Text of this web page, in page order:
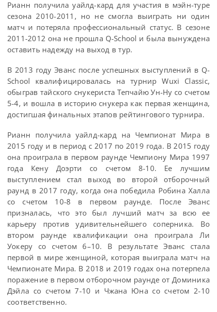
Рианн получила уайлд-кард для участия в мэйн-туре
сезона 2010-2011, но не смогла выиграть ни один
матч и потеряла профессиональный статус. В сезоне
2011-2012 она не прошла Q-School и была вынуждена
оставить надежду на выход в тур.
В 2013 году Эванс после успешных выступлений в Q-
School квалифицировалась на турнир Wuxi Classic,
обыграв тайского снукериста Тепчайю Ун-Ну со счетом
5-4, и вошла в историю снукера как первая женщина,
достигшая финальных этапов рейтингового турнира.
Рианн получила уайлд-кард на Чемпионат Мира в
2015 году и в период с 2017 по 2019 года. В 2015 году
она проиграла в первом раунде Чемпиону Мира 1997
года Кену Доэрти со счетом 8-10. Ее лучшим
выступлением стал выход во второй отборочный
раунд в 2017 году, когда она победила Робина Халла
со счетом 10-8 в первом раунде. После Эванс
призналась, что это был лучший матч за всю ее
карьеру против удивительнейшего соперника. Во
втором раунде квалификации она проиграла Ли
Уокеру со счетом 6–10. В результате Эванс стала
первой в мире женщиной, которая выиграла матч на
Чемпионате Мира. В 2018 и 2019 годах она потерпела
поражение в первом отборочном раунде от Доминика
Дэйла со счетом 7-10 и Чжана Юна со счетом 2-10
соответственно.